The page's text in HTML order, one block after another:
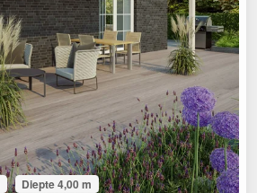
Diepte 4,00 m